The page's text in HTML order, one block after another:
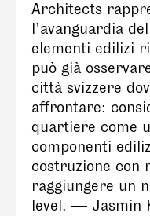
Architects
l’avanguardia
elementi edilizi
può già
città svizzere
affrontare:
quartiere come
componenti
costruzione con
raggiungere un
level. — Jasmin